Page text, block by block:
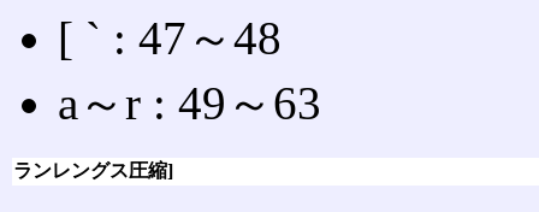
[ ` : 47～48
a～r : 49～63
ランレングス圧縮]